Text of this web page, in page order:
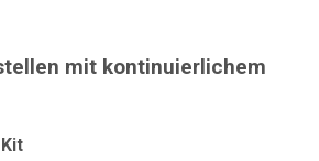
mit kontinuierlichem